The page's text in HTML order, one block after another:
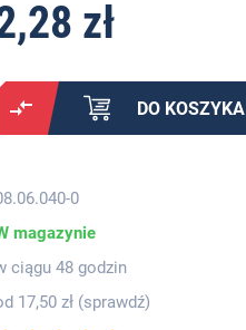
zł
DO KOSZYKA
0
magazynie
ciągu 48 godzin
17,50 zł (sprawdź)